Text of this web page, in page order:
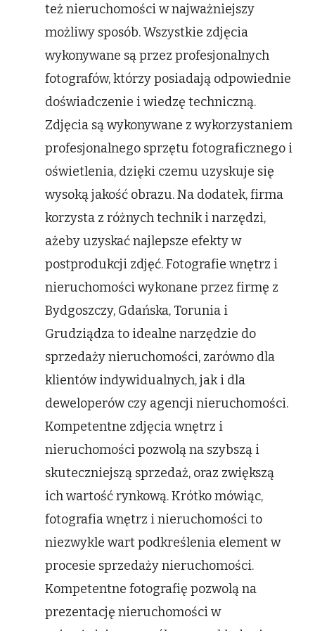
też nieruchomości w najważniejszy
możliwy sposób. Wszystkie zdjęcia
wykonywane są przez profesjonalnych
fotografów, którzy posiadają odpowiednie
doświadczenie i wiedzę techniczną.
Zdjęcia są wykonywane z wykorzystaniem
profesjonalnego sprzętu fotograficznego i
oświetlenia, dzięki czemu uzyskuje się
wysoką jakość obrazu. Na dodatek, firma
korzysta z różnych technik i narzędzi,
ażeby uzyskać najlepsze efekty w
postprodukcji zdjęć. Fotografie wnętrz i
nieruchomości wykonane przez firmę z
Bydgoszczy, Gdańska, Torunia i
Grudziądza to idealne narzędzie do
sprzedaży nieruchomości, zarówno dla
klientów indywidualnych, jak i dla
deweloperów czy agencji nieruchomości.
Kompetentne zdjęcia wnętrz i
nieruchomości pozwolą na szybszą i
skuteczniejszą sprzedaż, oraz zwiększą
ich wartość rynkową. Krótko mówiąc,
fotografia wnętrz i nieruchomości to
niezwykle wart podkreślenia element w
procesie sprzedaży nieruchomości.
Kompetentne fotografię pozwolą na
prezentację nieruchomości w